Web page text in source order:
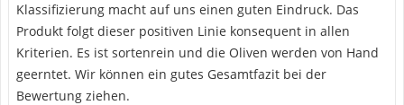
Klassifizierung macht auf uns einen guten Eindruck. Das
Produkt folgt dieser positiven Linie konsequent in allen
Kriterien. Es ist sortenrein und die Oliven werden von Hand
geerntet. Wir können ein gutes Gesamtfazit bei der
Bewertung ziehen.